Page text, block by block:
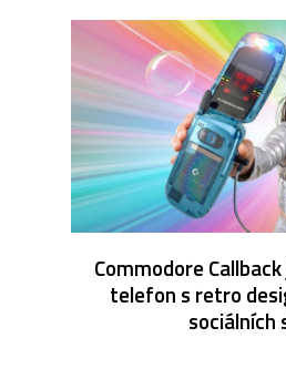
Commodore
telefon s retro
sociálních